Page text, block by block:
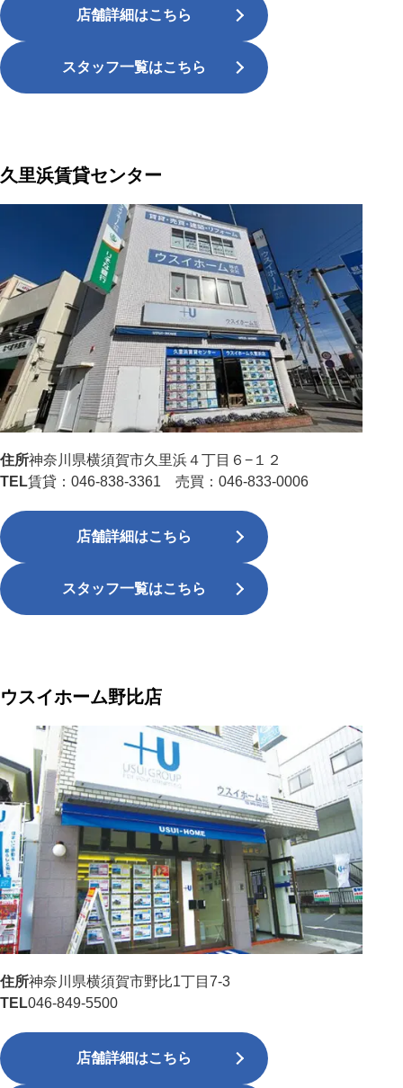
店舗詳細はこちら
スタッフ一覧はこちら
久里浜賃貸センター
住所神奈川県横須賀市久里浜４丁目６−１２
TEL賃貸：046-838-3361 売買：046-833-0006
店舗詳細はこちら
スタッフ一覧はこちら
ウスイホーム野比店
住所神奈川県横須賀市野比1丁目7-3
TEL046-849-5500
店舗詳細はこちら